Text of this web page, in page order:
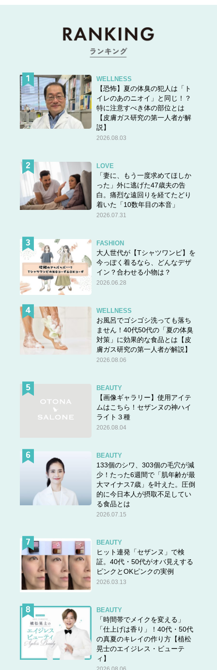
WELLNESS
【恐怖】夏の体臭の犯人は「ト
イレのあのニオイ」と同じ！？
特に注意すべき体の部位とは
【皮膚ガス研究の第一人者が解
説】
2026.08.03
LOVE
「妻に、もう一度求めてほしか
った」外に逃げた47歳夫の告
白。痛烈な遠回りを経てたどり
着いた「10数年目の本音」
2026.07.31
FASHION
大人世代が【Tシャツワンピ】を
今っぽく着るなら、どんなデザ
イン？合わせる小物は？
2026.06.28
WELLNESS
お風呂でゴシゴシ洗っても落ち
ません！40代50代の「夏の体臭
対策」に効果的な食品とは【皮
膚ガス研究の第一人者が解説】
2026.08.06
BEAUTY
【画像ギャラリー】使用アイテ
ムはこちら！セザンヌの神ハイ
ライト３種
2026.08.04
BEAUTY
133個のシワ、303個の毛穴が減
少！たった6週間で「肌年齢が最
大マイナス7歳」を叶えた。圧倒
的に今日本人が摂取不足してい
る食品とは
2026.07.15
BEAUTY
ヒット連発「セザンヌ」で検
証。40代・50代がオバ見えする
ピンクとOKピンクの実例
2026.03.13
BEAUTY
「時間帯でメイクを変える」
「仕上げは香り」！40代・50代
の真夏のキレイの作り方【植松
晃士のエイジレス・ビューテ
ィ】